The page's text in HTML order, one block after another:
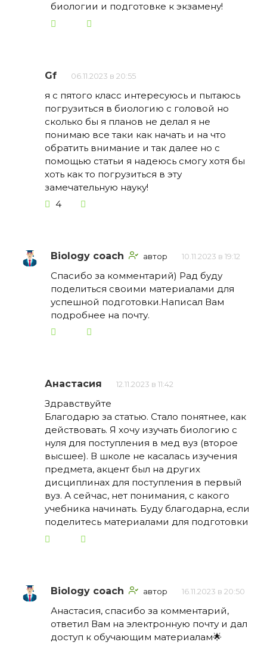
биологии и подготовке к экзамену!
Gf 06.11.2023 в 20:55
я с пятого класс интересуюсь и пытаюсь
погрузиться в биологию с головой но
сколько бы я планов не делал я не
понимаю все таки как начать и на что
обратить внимание и так далее но с
помощью статьи я надеюсь смогу хотя бы
хоть как то погрузиться в эту
замечательную науку!
4
Biology coach автор 10.11.2023 в 19:12
Спасибо за комментарий) Рад буду
поделиться своими материалами для
успешной подготовки.Написал Вам
подробнее на почту.
Анастасия 12.11.2023 в 11:42
Здравствуйте
Благодарю за статью. Стало понятнее, как
действовать. Я хочу изучать биологию с
нуля для поступления в мед вуз (второе
высшее). В школе не касалась изучения
предмета, акцент был на других
дисциплинах для поступления в первый
вуз. А сейчас, нет понимания, с какого
учебника начинать. Буду благодарна, если
поделитесь материалами для подготовки
Biology coach автор 16.11.2023 в 20:50
Анастасия, спасибо за комментарий,
ответил Вам на электронную почту и дал
доступ к обучающим материалам🌟